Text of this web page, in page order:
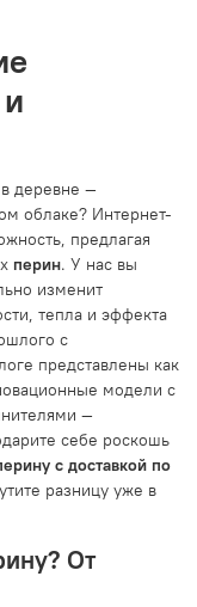
деревне —
облаке? Интернет-
предлагая
перин. У нас вы
изменит
тепла и эффекта
с
представлены как
модели с
—
себе роскошь
с доставкой по
разницу уже в
От